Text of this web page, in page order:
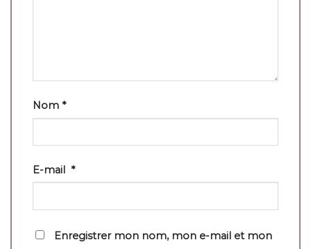
Nom *
E-mail *
Enregistrer mon nom, mon e-mail et mon